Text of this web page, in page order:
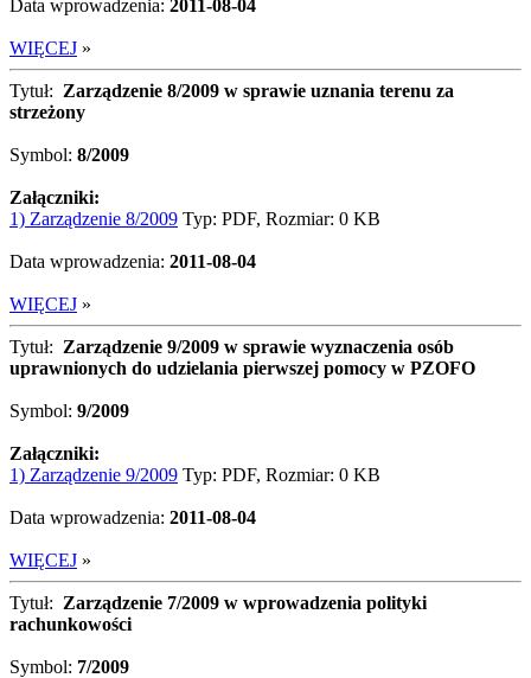
Data wprowadzenia: 2011-08-04
WIĘCEJ »
Tytuł: Zarządzenie 8/2009 w sprawie uznania terenu za
strzeżony
Symbol: 8/2009
Załączniki:
1) Zarządzenie 8/2009 Typ: PDF, Rozmiar: 0 KB
Data wprowadzenia: 2011-08-04
WIĘCEJ »
Tytuł: Zarządzenie 9/2009 w sprawie wyznaczenia osób
uprawnionych do udzielania pierwszej pomocy w PZOFO
Symbol: 9/2009
Załączniki:
1) Zarządzenie 9/2009 Typ: PDF, Rozmiar: 0 KB
Data wprowadzenia: 2011-08-04
WIĘCEJ »
Tytuł: Zarządzenie 7/2009 w wprowadzenia polityki
rachunkowości
Symbol: 7/2009